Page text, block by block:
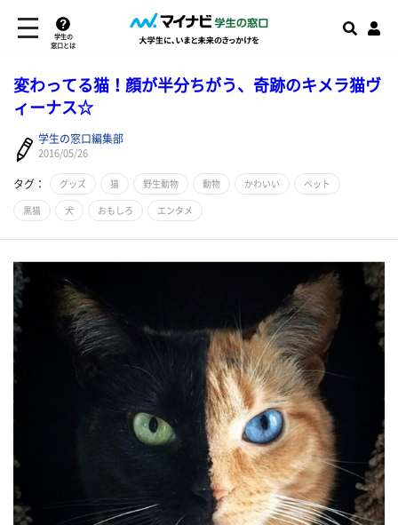
学生の
窓口とは
変わってる猫！顔が半分ちがう、奇跡のキメラ猫ヴ
ィーナス☆
学生の窓口編集部
2016/05/26
タグ： グッズ 猫 野生動物 動物 かわいい ペット
黒猫 犬 おもしろ エンタメ